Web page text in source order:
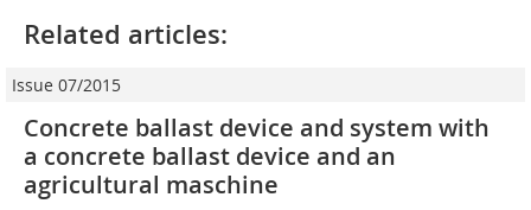
Related articles:
Issue 07/2015
Concrete ballast device and system with
a concrete ballast device and an
agricultural maschine